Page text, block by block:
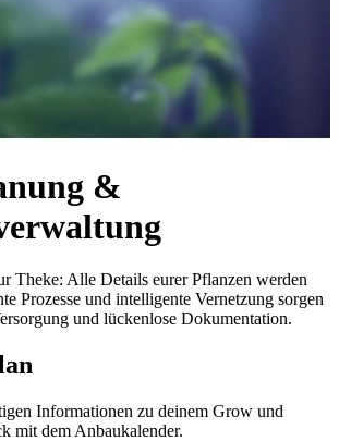
&
Theke: Alle Details eurer Pflanzen werden
Prozesse und intelligente Vernetzung sorgen
und lückenlose Dokumentation.
Informationen zu deinem Grow und
mit dem Anbaukalender.